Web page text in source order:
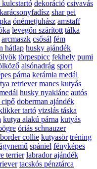
kulcstartó dekoráció csivavás
shar pei
ónémetjuhász amstaff
levegőn szárított tálka
arcmaszk csősál fém
hátlap husky ajándék
törpespicc fekhely pumi
alsónadrág sport
párna kerámia medál
retriever mancs kutyás
husky nyaklánc autós
cipő doberman ajándék
tartó vizslás táska
kutya alakú párna kutyás
óriás schnauzer
border collie kutyasör tréning
spániel fényképes
terrier labrador ajándék
tacskós pénztárca